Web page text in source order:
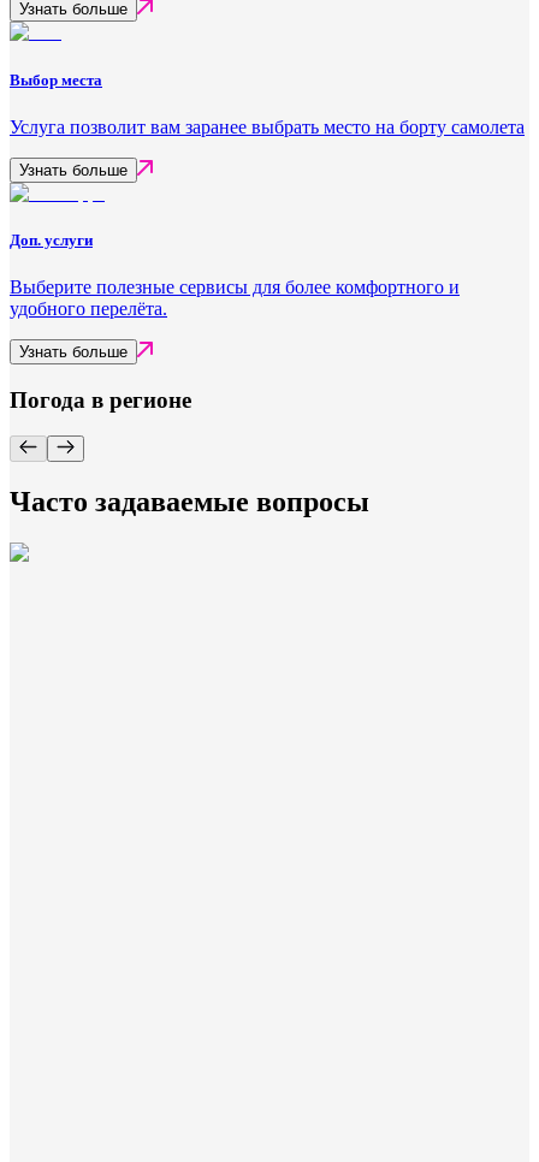
Узнать больше
Выбор места
Услуга позволит вам заранее выбрать место на борту самолета
Узнать больше
Доп. услуги
Выберите полезные сервисы для более комфортного и
удобного перелёта.
Узнать больше
Погода в регионе
Часто задаваемые вопросы